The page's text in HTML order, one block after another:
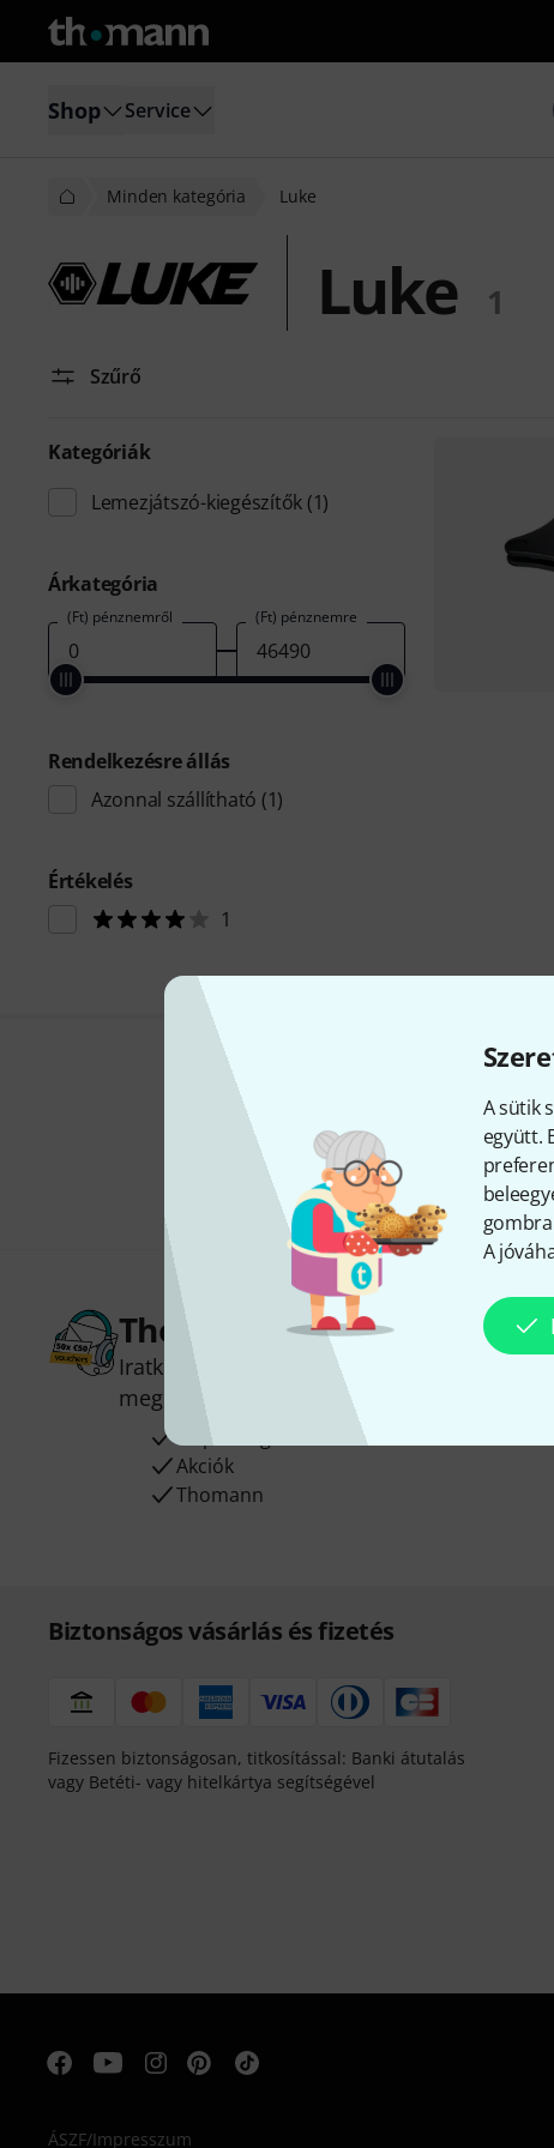
A sütik
együtt.
A
Shop Service
Minden kategória Luke
Luke 1
Szűrő
Kategóriák
Lemezjátszó-kiegészítők (1)
Árkategória
(Ft) pénznemről (Ft) pénznemre
Rendelkezésre állás
Azonnal szállítható (1)
Értékelés
1
Thomann hírlevél
Iratkozz fel a Thomann angol nyelvű
megnyerheted a
egyenként
Inspiráló gondolatok
Akciók
Thomann
Biztonságos vásárlás és fizetés
Fizessen biztonságosan, titkosítással: Banki átutalás
vagy Betéti- vagy hitelkártya segítségével
ÁSZF/Impresszum